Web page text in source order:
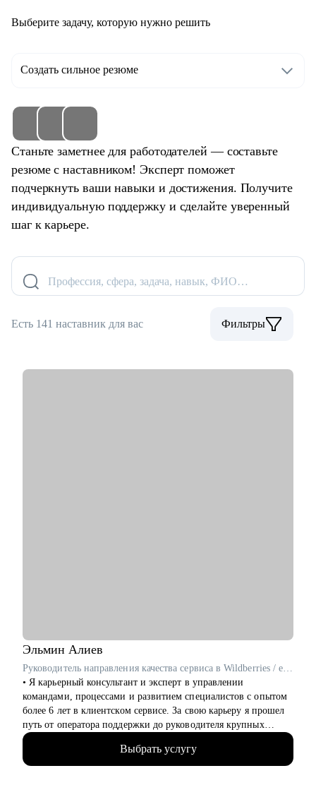
Выберите задачу, которую нужно решить
Создать сильное резюме
Станьте заметнее для работодателей — составьте
резюме с наставником! Эксперт поможет
подчеркнуть ваши навыки и достижения. Получите
индивидуальную поддержку и сделайте уверенный
шаг к карьере.
Профессия, сфера, задача, навык, ФИО…
Есть 141 наставник для вас Фильтры
Эльмин Алиев
Руководитель направления качества сервиса в Wildberries / ex-Самокат, KPMG
• Я карьерный консультант и эксперт в управлении
командами, процессами и развитием специалистов с опытом
более 6 лет в клиентском сервисе. За свою карьеру я прошел
путь от оператора поддержки до руководителя крупных
подразделений.
• 6+ лет опыта успешной работы в направлении клиентского
сервиса/СХ/L&D
Выбрать услугу